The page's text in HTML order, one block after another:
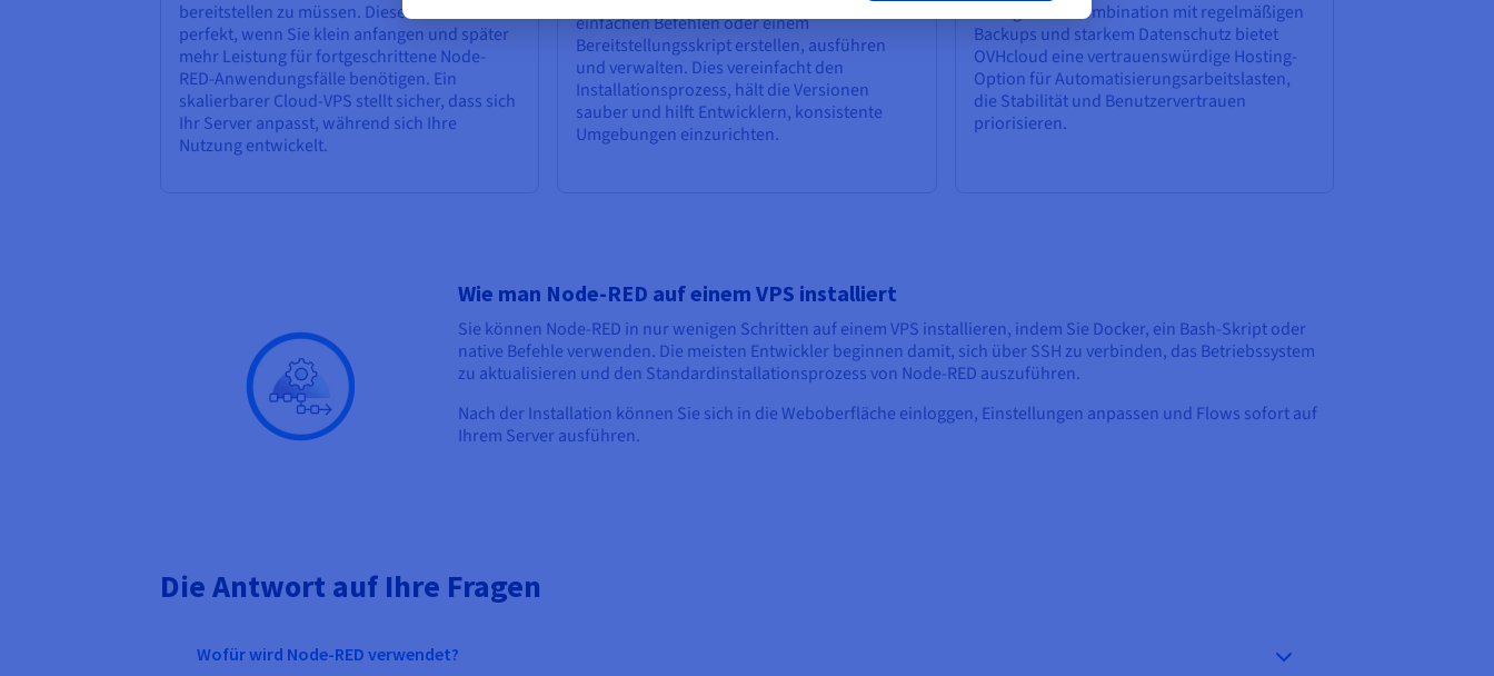
bereitstellen zu müssen. Diese Flexibilität ist
perfekt, wenn Sie klein anfangen und später
mehr Leistung für fortgeschrittene Node-
RED-Anwendungsfälle benötigen. Ein
skalierbarer Cloud-VPS stellt sicher, dass sich
Ihr Server anpasst, während sich Ihre
Nutzung entwickelt.
einfachen Befehlen oder einem
Bereitstellungsskript erstellen, ausführen
und verwalten. Dies vereinfacht den
Installationsprozess, hält die Versionen
sauber und hilft Entwicklern, konsistente
Umgebungen einzurichten.
verfügbar. In Kombination mit regelmäßigen
Backups und starkem Datenschutz bietet
OVHcloud eine vertrauenswürdige Hosting-
Option für Automatisierungsarbeitslasten,
die Stabilität und Benutzervertrauen
priorisieren.
Wie man Node-RED auf einem VPS installiert
Sie können Node-RED in nur wenigen Schritten auf einem VPS installieren, indem Sie Docker, ein Bash-Skript oder
native Befehle verwenden. Die meisten Entwickler beginnen damit, sich über SSH zu verbinden, das Betriebssystem
zu aktualisieren und den Standardinstallationsprozess von Node-RED auszuführen.
Nach der Installation können Sie sich in die Weboberfläche einloggen, Einstellungen anpassen und Flows sofort auf
Ihrem Server ausführen.
Die Antwort auf Ihre Fragen
Wofür wird Node-RED verwendet?